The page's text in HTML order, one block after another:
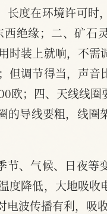
度在环境许可时
绝缘；二、矿石
时装上就响，不需
但调节得当，声音
欧；四、天线线圈
的导线要粗，线圈
、气候、日夜等
度降低，大地吸收
波传播有利，吸收